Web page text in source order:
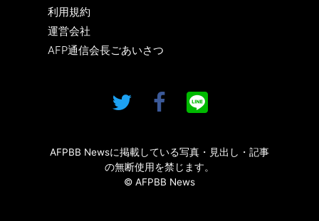
利用規約
運営会社
AFP通信会長ごあいさつ
AFPBB Newsに掲載している写真・見出し・記事
の無断使用を禁じます。
© AFPBB News